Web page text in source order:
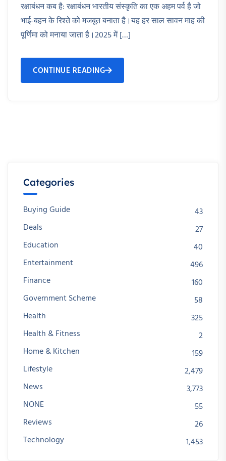
रक्षाबंधन कब है: रक्षाबंधन भारतीय संस्कृति का एक अहम पर्व है जो
भाई-बहन के रिश्ते को मजबूत बनाता है।यह हर साल सावन माह की
पूर्णिमा को मनाया जाता है।2025 में […]
CONTINUE READING
Categories
Buying Guide
43
Deals
27
Education
40
Entertainment
496
Finance
160
Government Scheme
58
Health
325
Health & Fitness
2
Home & Kitchen
159
Lifestyle
2,479
News
3,773
NONE
55
Reviews
26
Technology
1,453